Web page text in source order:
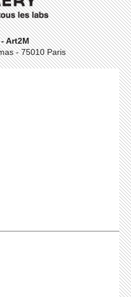
Art2M
- 75010 Paris